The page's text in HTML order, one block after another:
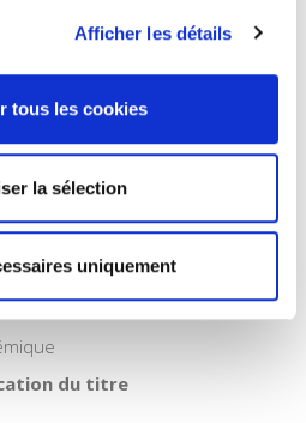
Afficher les détails
tous les cookies
la sélection
uniquement
>Relations internationales
> POL011000 POLITICAL
du titre